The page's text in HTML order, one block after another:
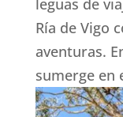
Ría de Vigo
aventuras.
sumerge en